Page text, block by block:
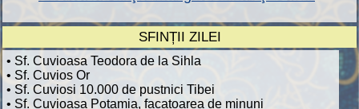
SFINȚII ZILEI
• Sf. Cuvioasa Teodora de la Sihla
• Sf. Cuvios Or
• Sf. Cuviosi 10.000 de pustnici Tibei
• Sf. Cuvioasa Potamia, facatoarea de minuni